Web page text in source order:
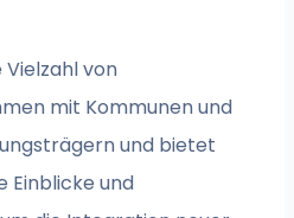
von
mit Kommunen und
und bietet
Einblicke und